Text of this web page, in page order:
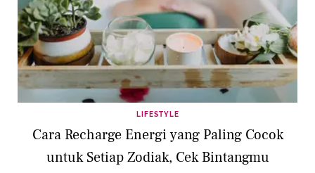
LIFESTYLE
Cara Recharge Energi yang Paling Cocok
untuk Setiap Zodiak, Cek Bintangmu